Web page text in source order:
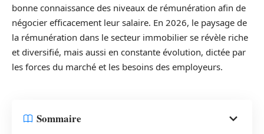
bonne connaissance des niveaux de rémunération afin de
négocier efficacement leur salaire. En 2026, le paysage de
la rémunération dans le secteur immobilier se révèle riche
et diversifié, mais aussi en constante évolution, dictée par
les forces du marché et les besoins des employeurs.
Sommaire